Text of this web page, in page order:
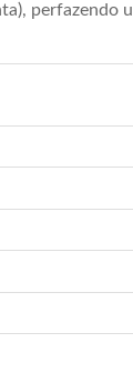
perfazendo